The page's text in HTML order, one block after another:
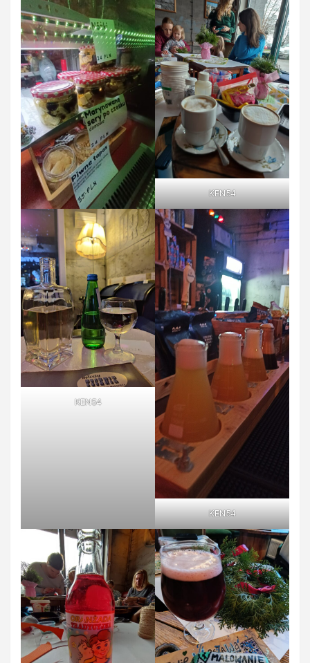
KEN54
KEN54
KEN54